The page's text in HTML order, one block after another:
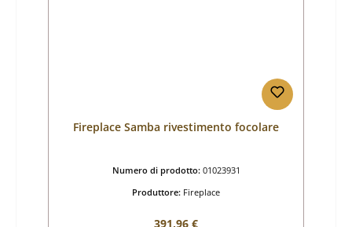
Fireplace Samba rivestimento focolare
Numero di prodotto: 01023931
Produttore: Fireplace
Prezzo normale:
391,96 €